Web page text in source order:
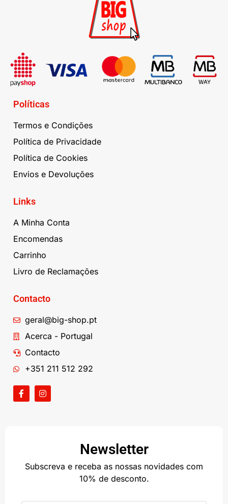
Políticas
Termos e Condições
Política de Privacidade
Política de Cookies
Envios e Devoluções
Links
A Minha Conta
Encomendas
Carrinho
Livro de Reclamações
Contacto
geral@big-shop.pt
Acerca - Portugal
Contacto
+351 211 512 292
Newsletter
Subscreva e receba as nossas novidades com
10% de desconto.